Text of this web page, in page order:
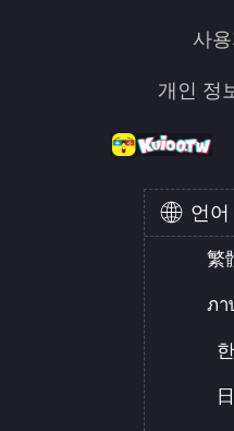
사
개인 정
언어
繁
ภา